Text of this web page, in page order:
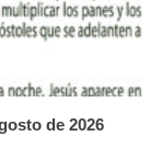
de 2026